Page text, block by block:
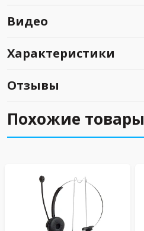
Видео
Характеристики
Отзывы
Похожие товары